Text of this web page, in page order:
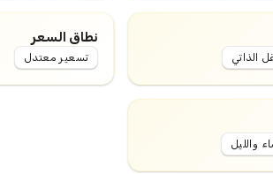
الذاتي
نطاق السعر
تسعير معتدل
والليل